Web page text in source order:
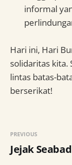
informal
Hari ini, Hari
solidaritas kita.
lintas batas-
berserikat!
PREVIOUS
Jejak